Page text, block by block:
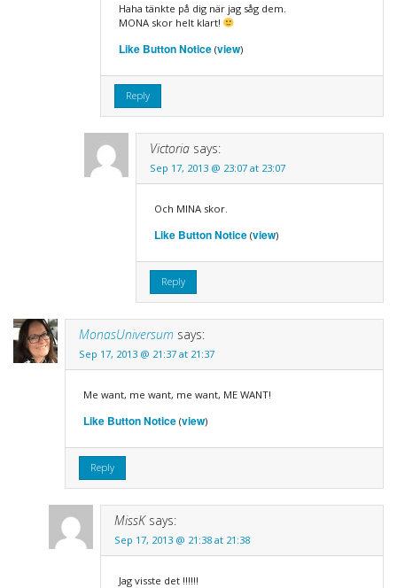
Haha tänkte på dig när jag såg dem.
MONA skor helt klart!
Like Button Notice(view)
Reply
Victoria says:
Sep 17, 2013 @ 23:07 at 23:07
Och MINA skor.
Like Button Notice(view)
Reply
MonasUniversum says:
Sep 17, 2013 @ 21:37 at 21:37
Me want, me want, me want, ME WANT!
Like Button Notice(view)
Reply
MissK says:
Sep 17, 2013 @ 21:38 at 21:38
Jag visste det !!!!!!